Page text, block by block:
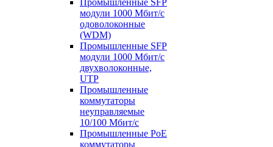
Промышленные SFP
модули 1000 Мбит/c
одоволоконные
(WDM)
Промышленные SFP
модули 1000 Мбит/c
двухволоконные,
UTP
Промышленные
коммутаторы
неуправляемые
10/100 Мбит/с
Промышленные PoE
коммутаторы